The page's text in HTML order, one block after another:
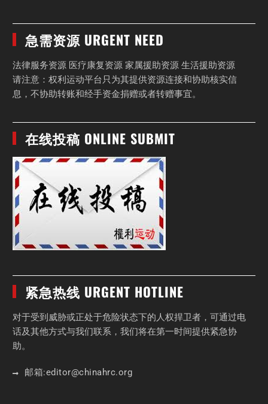
急需资源 URGENT NEED
法律服务资源 医疗康复资源 家属援助资源 生活援助资源
请注意：权利运动平台只为其提供资源连接和协助核实信
息，不协助转账和经手资金捐赠或者转赠事宜。
在线投稿 ONLINE SUBMIT
紧急热线 URGENT HOTLINE
对于受到威胁或正处于危险状态下的人权捍卫者，可通过电
话及其他方式与我们联系，我们将在第一时间提供紧急协
助。
邮箱:editor@chinahrc.org